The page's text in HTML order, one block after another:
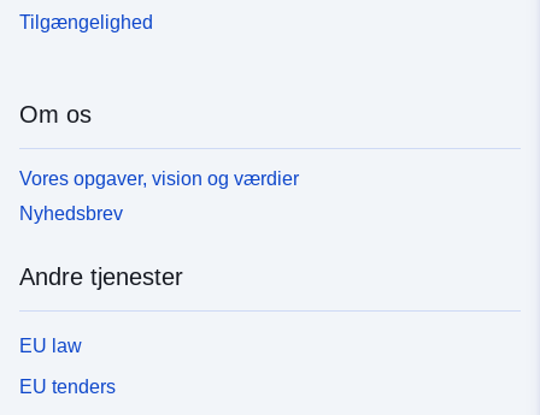
Tilgængelighed
Om os
Vores opgaver, vision og værdier
Nyhedsbrev
Andre tjenester
EU law
EU tenders